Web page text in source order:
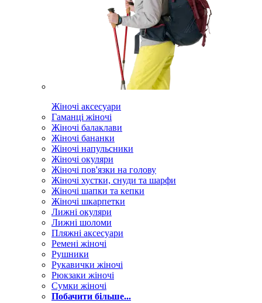
Жіночі аксесуари
Гаманці жіночі
Жіночі балаклави
Жіночі бананки
Жіночі напульсники
Жіночі окуляри
Жіночі пов'язки на голову
Жіночі хустки, снуди та шарфи
Жіночі шапки та кепки
Жіночі шкарпетки
Лижні окуляри
Лижні шоломи
Пляжні аксесуари
Ремені жіночі
Рушники
Рукавички жіночі
Рюкзаки жіночі
Сумки жіночі
Побачити більше...